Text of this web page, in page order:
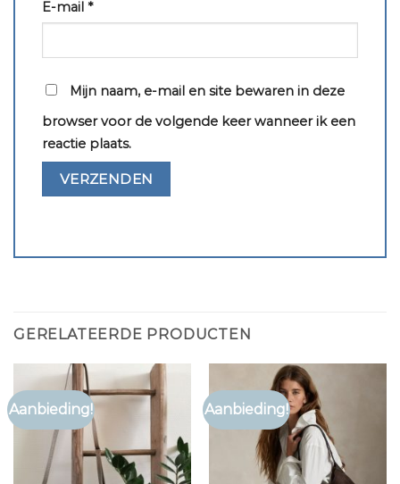
E-mail *
Mijn naam, e-mail en site bewaren in deze
browser voor de volgende keer wanneer ik een
reactie plaats.
GERELATEERDE PRODUCTEN
Aanbieding! Aanbieding!